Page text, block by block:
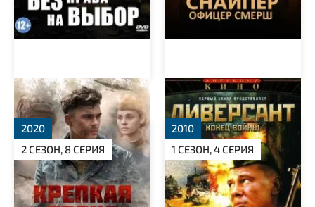
Крепкая броня Диверсант
2020
2 СЕЗОН, 8 СЕРИЯ
2010
1 СЕЗОН, 4 СЕРИЯ